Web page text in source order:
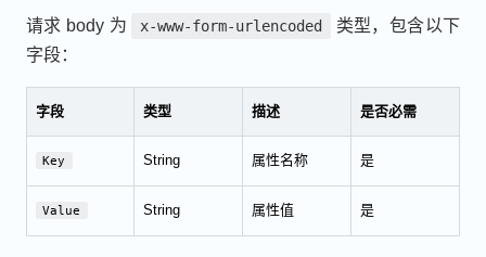
请求 body 为 x-www-form-urlencoded
类型，包含以下
字段：
字段 类型 描述 是否必需
Key String 属性名称 是
Value String 属性值 是